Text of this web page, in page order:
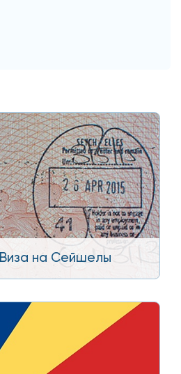
Виза на Сейшелы